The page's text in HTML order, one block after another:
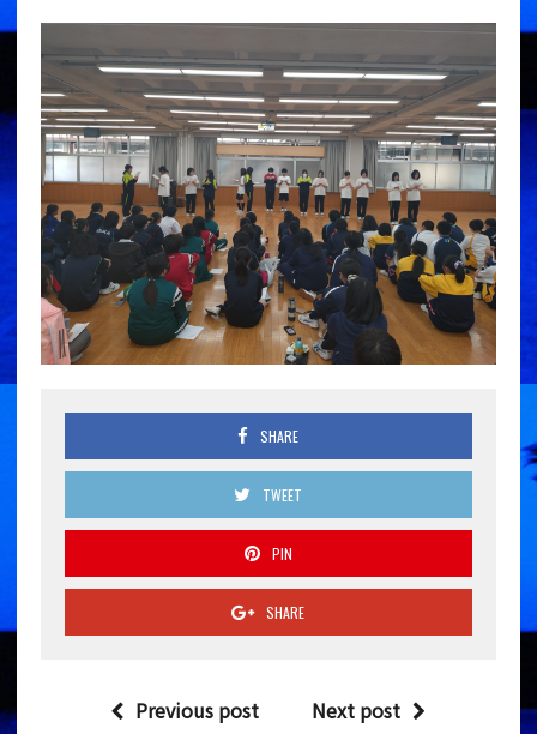
SHARE
TWEET
PIN
SHARE
Previous post Next post